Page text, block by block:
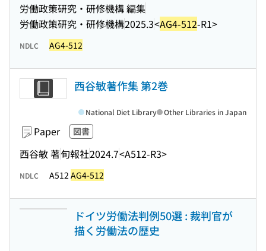
労働政策研究・研修機構 編集
労働政策研究・研修機構2025.3<AG4-512-R1>
NDLC AG4-512
西谷敏著作集 第2巻
Paper 図書
西谷敏 著旬報社2024.7<A512-R3>
National Diet Library Other Libraries in Japan
NDLC A512 AG4-512
ドイツ労働法判例50選 : 裁判官が
描く労働法の歴史